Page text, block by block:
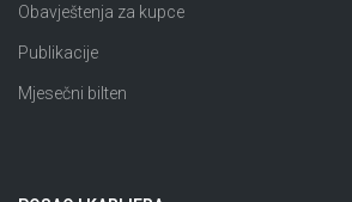
Obavještenja za kupce
Publikacije
Mjesečni bilten